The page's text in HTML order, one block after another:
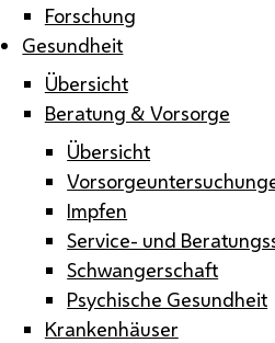
Forschung
Gesundheit
Übersicht
Beratung & Vorsorge
Übersicht
Impfen
Service- und
Schwangerschaft
Psychische Gesundheit
Krankenhäuser